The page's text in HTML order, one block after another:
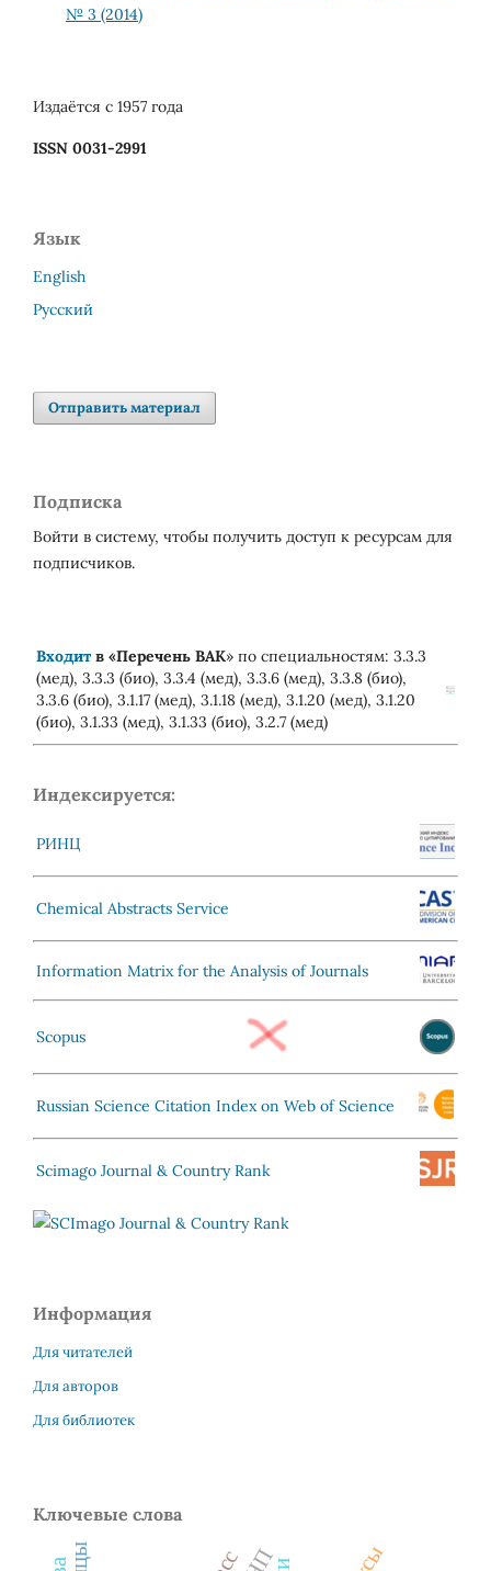
№ 3 (2014)
Издаётся с 1957 года
ISSN 0031-2991
Язык
English
Русский
Отправить материал
Подписка
Войти в систему, чтобы получить доступ к ресурсам для
подписчиков.
Входит в «Перечень ВАК» по специальностям: 3.3.3
(мед), 3.3.3 (био), 3.3.4 (мед), 3.3.6 (мед), 3.3.8 (био),
3.3.6 (био), 3.1.17 (мед), 3.1.18 (мед), 3.1.20 (мед), 3.1.20
(био), 3.1.33 (мед), 3.1.33 (био), 3.2.7 (мед)
Индексируется:
РИНЦ
Chemical Abstracts Service
Information Matrix for the Analysis of Journals
Scopus
Russian Science Citation Index on Web of Science
Scimago Journal & Country Rank
Информация
Для читателей
Для авторов
Для библиотек
Ключевые слова